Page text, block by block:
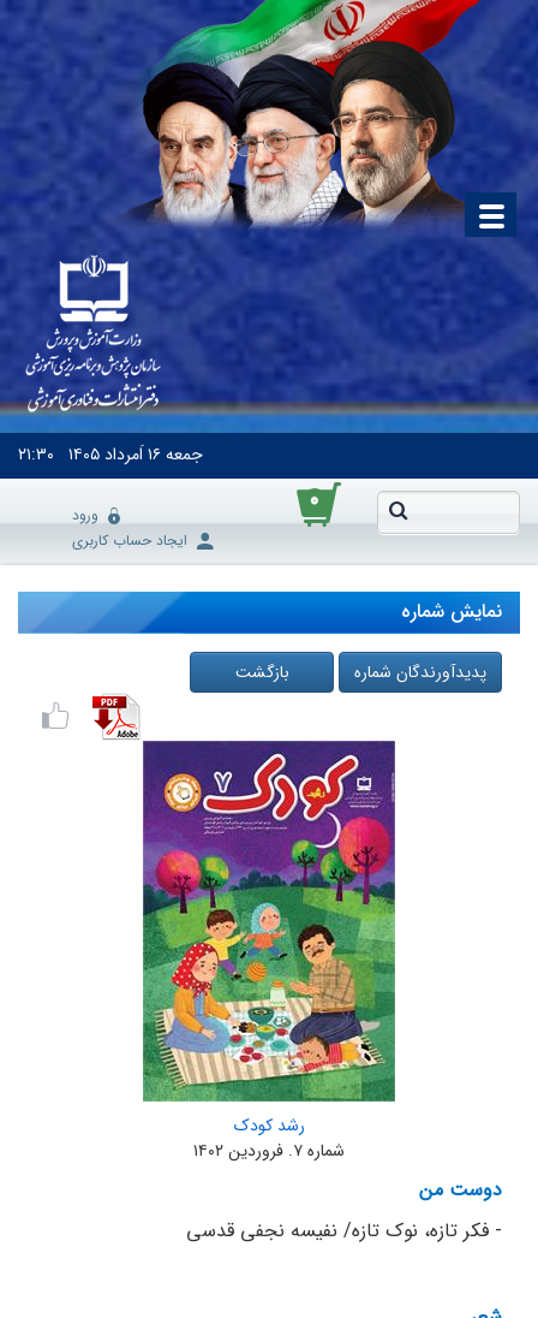
جمعه۱۶ اَمرداد ۱۴۰۵ ۲۱:۳۰
۰
ورود
ایجاد حساب کاربری
نمایش شماره
پدیدآورندگان شماره بازگشت
رشد کودک
شماره ۷. فروردین ۱۴۰۲
دوست من
- فکر تازه، نوک تازه/ نفیسه نجفی قدسی